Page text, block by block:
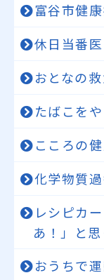
富谷市健
休日当番
おとなの
たばこを
こころの
化学物質
レシピカ
あ！」と
おうちで